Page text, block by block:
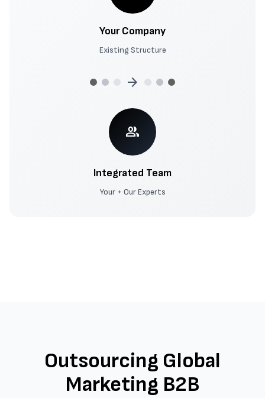
Your Company
Existing Structure
arrow_forward
group
Integrated Team
Your + Our Experts
Outsourcing Global
Marketing B2B